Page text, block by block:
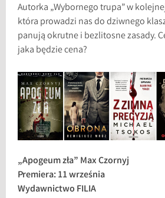
Autorka „Wybornego trupa” w
która prowadzi nas do dziwnego
panują okrutne i bezlitosne zasady.
jaka będzie cena?
„Apogeum zła” Max Czornyj
Premiera: 11 września
Wydawnictwo FILIA